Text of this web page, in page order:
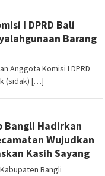
I DPRD Bali
Barang
Anggota Komisi I DPRD
(sidak) […]
Bangli Hadirkan
Wujudkan
Kasih Sayang
Bangli